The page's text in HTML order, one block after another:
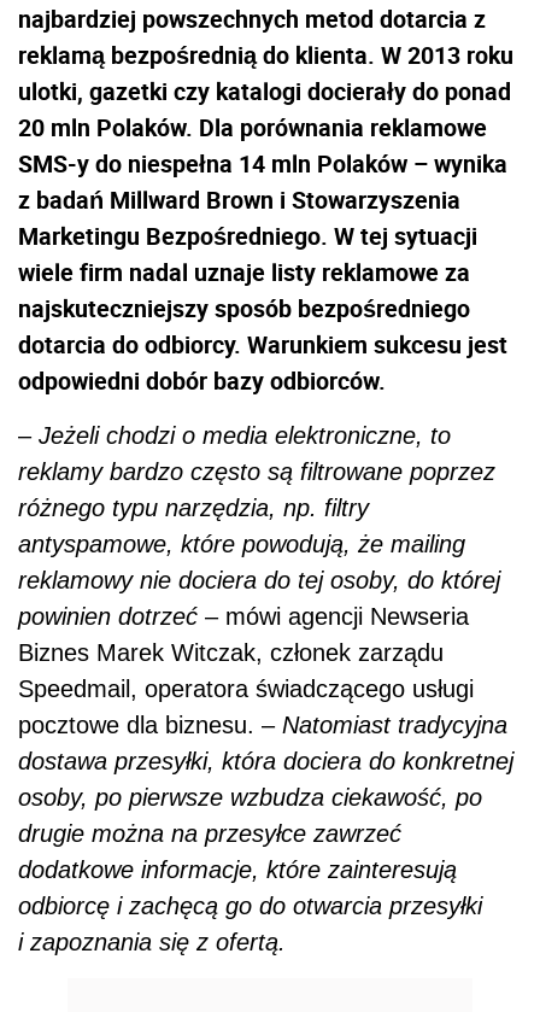
najbardziej powszechnych metod dotarcia z
reklamą bezpośrednią do klienta. W 2013 roku
ulotki, gazetki czy katalogi docierały do ponad
20 mln Polaków. Dla porównania reklamowe
SMS-y do niespełna 14 mln Polaków – wynika
z badań Millward Brown i Stowarzyszenia
Marketingu Bezpośredniego. W tej sytuacji
wiele firm nadal uznaje listy reklamowe za
najskuteczniejszy sposób bezpośredniego
dotarcia do odbiorcy. Warunkiem sukcesu jest
odpowiedni dobór bazy odbiorców.
– Jeżeli chodzi o media elektroniczne, to
reklamy bardzo często są filtrowane poprzez
różnego typu narzędzia, np. filtry
antyspamowe, które powodują, że mailing
reklamowy nie dociera do tej osoby, do której
powinien dotrzeć – mówi agencji Newseria
Biznes Marek Witczak, członek zarządu
Speedmail, operatora świadczącego usługi
pocztowe dla biznesu. – Natomiast tradycyjna
dostawa przesyłki, która dociera do konkretnej
osoby, po pierwsze wzbudza ciekawość, po
drugie można na przesyłce zawrzeć
dodatkowe informacje, które zainteresują
odbiorcę i zachęcą go do otwarcia przesyłki
i zapoznania się z ofertą.